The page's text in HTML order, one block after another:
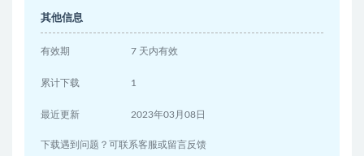
其他信息
有效期 7 天内有效
累计下载 1
最近更新 2023年03月08日
下载遇到问题？可联系客服或留言反馈